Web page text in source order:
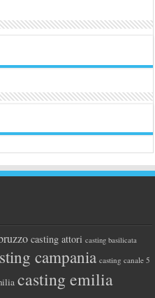
casting attori casting basilicata
campania casting canale 5
casting emilia